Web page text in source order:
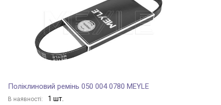
Поліклиновий ремінь 050 004 0780 MEYLE
В наявності: 1 шт.